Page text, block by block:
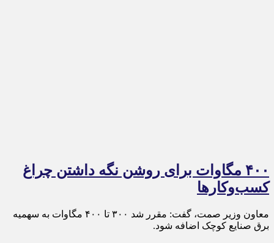
۴۰۰ مگاوات برای روشن نگه داشتن چراغ
کسب‌وکار‌ها
معاون وزیر صمت، گفت: مقرر شد ۳۰۰ تا ۴۰۰ مگاوات به سهمیه
برق صنایع کوچک اضافه شود.